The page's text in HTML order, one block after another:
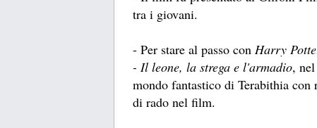
tra i giovani.
- Per stare al passo con Harry
- Il leone, la strega e l'armadio,
mondo fantastico di Terabithia
di rado nel film.